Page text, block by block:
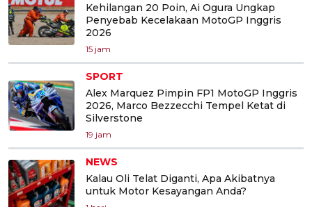
Kehilangan 20 Poin, Ai Ogura Ungkap
Penyebab Kecelakaan MotoGP Inggris
2026
15 jam
SPORT
Alex Marquez Pimpin FP1 MotoGP Inggris
2026, Marco Bezzecchi Tempel Ketat di
Silverstone
19 jam
NEWS
Kalau Oli Telat Diganti, Apa Akibatnya
untuk Motor Kesayangan Anda?